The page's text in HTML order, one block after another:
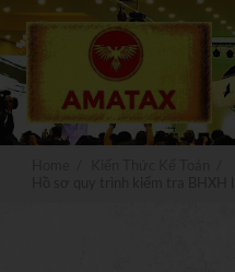
Đăng ký
video truyền
dựng